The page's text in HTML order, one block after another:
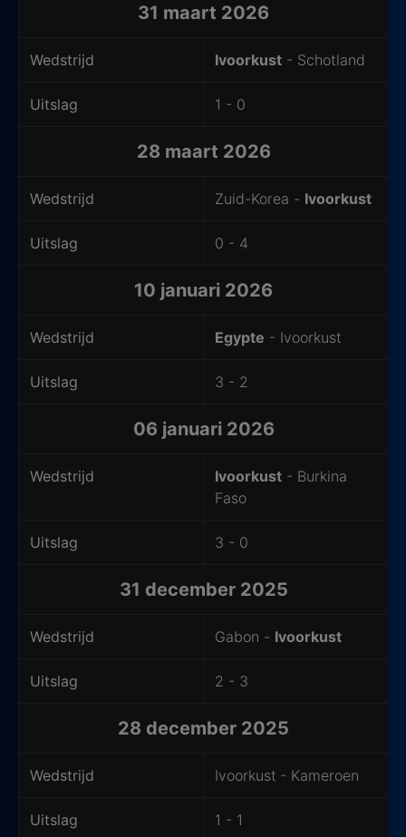
31 maart 2026
Wedstrijd Ivoorkust - Schotland
Uitslag 1 - 0
28 maart 2026
Wedstrijd Zuid-Korea - Ivoorkust
Uitslag 0 - 4
10 januari 2026
Wedstrijd Egypte - Ivoorkust
Uitslag 3 - 2
06 januari 2026
Wedstrijd Ivoorkust - Burkina
Faso
Uitslag 3 - 0
31 december 2025
Wedstrijd Gabon - Ivoorkust
Uitslag 2 - 3
28 december 2025
Wedstrijd Ivoorkust - Kameroen
Uitslag 1 - 1